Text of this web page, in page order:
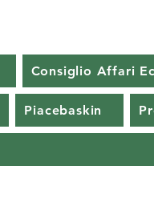
Consiglio Affari
Piacebaskin